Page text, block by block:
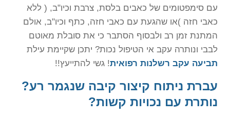
עם סימפטומים של כאבים בלסת, צרבת וכיו"ב, ( ללא
כאבי חזה )או שהגעת עם כאבי חזה, כתף וכיו"ב, אולם
המתנת זמן רב ולבסוף הסתבר כי את סובלת מאוטם
לבבי ונותרה עקב אי הטיפול נכות? יתכן שקיימת עילת
תביעה עקב רשלנות רפואית! גשי להתייעץ!!
עברת ניתוח קיצור קיבה שנגמר רע?
נותרת עם נכויות קשות?